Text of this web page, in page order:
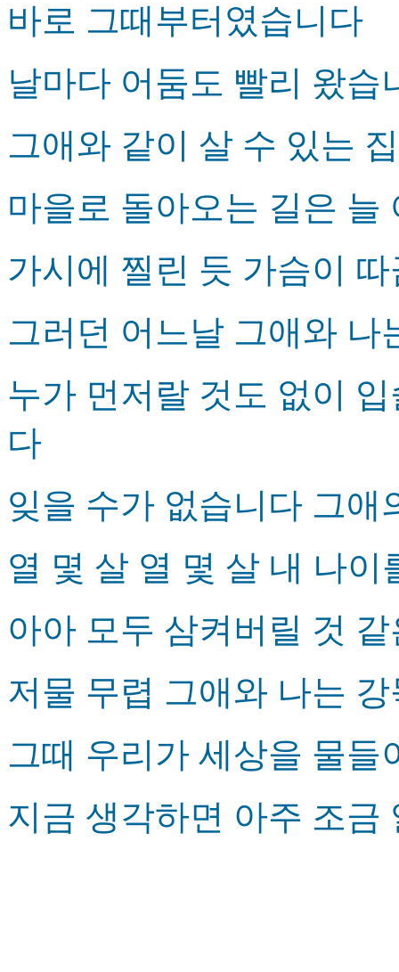
바로 그때부터였습니다
날마다 어둠도 빨리 왔습
그애와 같이 살 수 있는
마을로 돌아오는 길은 늘
가시에 찔린 듯 가슴이
그러던 어느날 그애와 나
누가 먼저랄 것도 없이
다
잊을 수가 없습니다 그애
열 몇 살 열 몇 살 내 나
아아 모두 삼켜버릴 것
저물 무렵 그애와 나는
그때 우리가 세상을 물들
지금 생각하면 아주 조금